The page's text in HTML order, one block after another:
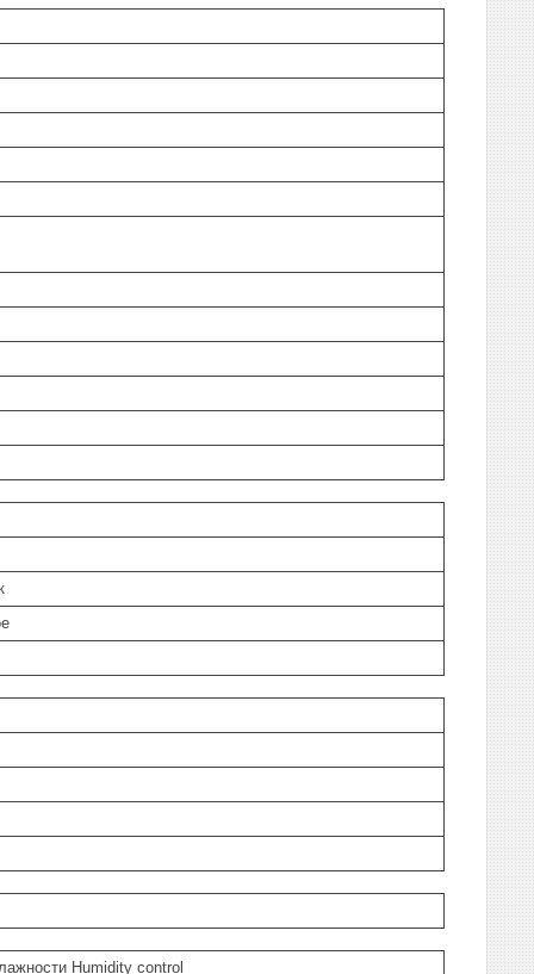
Humidity control